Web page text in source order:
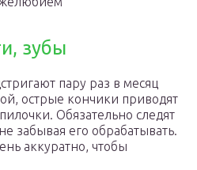
зубы
пару раз в месяц
острые кончики приводят
Обязательно следят
забывая его обрабатывать.
аккуратно, чтобы